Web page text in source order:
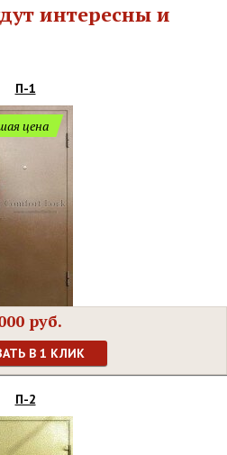
интересны и
П-1
цена
руб.
В 1 КЛИК
П-2